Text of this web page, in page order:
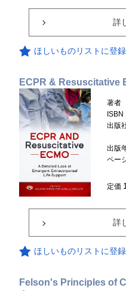
詳
ほしいものリストに登録
ECPR & Resuscitative
著者
ISBN
出版
出版
ペー
定価
詳
ほしいものリストに登録
Felson's Principles of